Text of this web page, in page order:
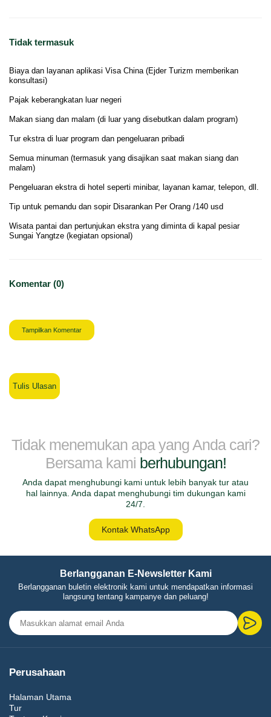
Tidak termasuk
Biaya dan layanan aplikasi Visa China (Ejder Turizm memberikan
konsultasi)
Pajak keberangkatan luar negeri
Makan siang dan malam (di luar yang disebutkan dalam program)
Tur ekstra di luar program dan pengeluaran pribadi
Semua minuman (termasuk yang disajikan saat makan siang dan
malam)
Pengeluaran ekstra di hotel seperti minibar, layanan kamar, telepon, dll.
Tip untuk pemandu dan sopir Disarankan Per Orang /140 usd
Wisata pantai dan pertunjukan ekstra yang diminta di kapal pesiar
Sungai Yangtze (kegiatan opsional)
Komentar (0)
Tampilkan Komentar
Tulis Ulasan
Tidak menemukan apa yang Anda cari?
Bersama kami berhubungan!
Anda dapat menghubungi kami untuk lebih banyak tur atau
hal lainnya. Anda dapat menghubungi tim dukungan kami
24/7.
Kontak WhatsApp
Berlangganan E-Newsletter Kami
Berlangganan buletin elektronik kami untuk mendapatkan informasi
langsung tentang kampanye dan peluang!
Perusahaan
Halaman Utama
Tur